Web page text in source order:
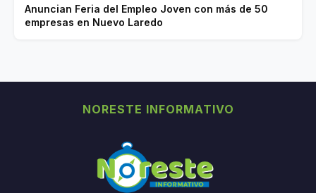
Anuncian Feria del Empleo Joven con más de 50
empresas en Nuevo Laredo
NORESTE INFORMATIVO